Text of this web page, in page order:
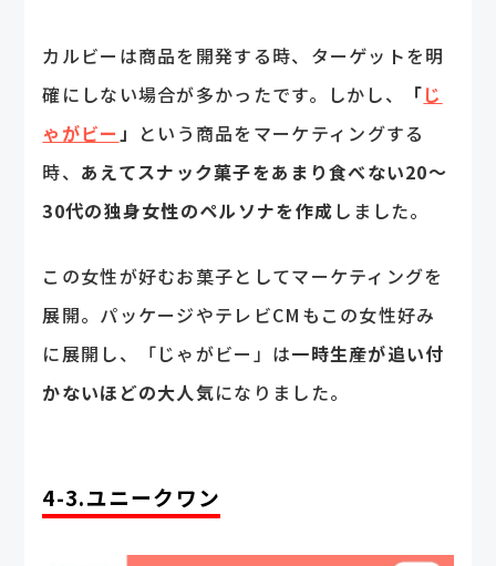
カルビーは商品を開発する時、ターゲットを明
確にしない場合が多かったです。しかし、
「じ
ゃがビー」 という商品をマーケティングする
時、 あえてスナック菓子をあまり食べない20～
30代の独身女性のペルソナを作成 しました。
この女性が好むお菓子としてマーケティングを
展開。パッケージやテレビCMもこの女性好み
に展開し、「じゃがビー」は一時生産が追い付
かないほどの大人気になりました。
4-3.ユニークワン